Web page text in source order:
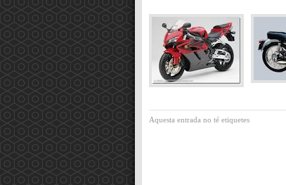
Aquesta entrada no té etiquetes